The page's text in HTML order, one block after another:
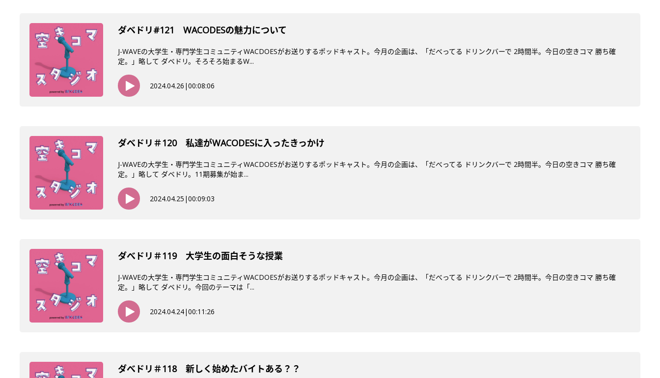
ダベドリ#121 WACODESの魅力について
J-WAVEの大学生・専門学生コミュニティWACDOESがお送りするポッドキャスト。今月の企画は、「だべってる ドリンクバーで 2時間半。今日の空きコマ 勝ち確
定。」略して ダベドリ。そろそろ始まるW...
2024.04.26 |00:08:06
ダべドリ＃120 私達がWACODESに入ったきっかけ
J-WAVEの大学生・専門学生コミュニティWACDOESがお送りするポッドキャスト。今月の企画は、「だべってる ドリンクバーで 2時間半。今日の空きコマ 勝ち確
定。」略して ダベドリ。11期募集が始ま...
2024.04.25 |00:09:03
ダべドリ＃119 大学生の面白そうな授業
J-WAVEの大学生・専門学生コミュニティWACDOESがお送りするポッドキャスト。今月の企画は、「だべってる ドリンクバーで 2時間半。今日の空きコマ 勝ち確
定。」略して ダベドリ。今回のテーマは「...
2024.04.24|00:11:26
ダべドリ＃118 新しく始めたバイトある？？